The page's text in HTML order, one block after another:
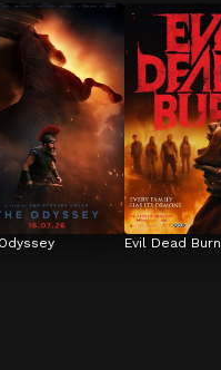
Evil Dead Burn